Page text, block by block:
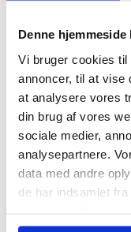
Denne
Vi bruger cookies
annoncer, til at vise
at analysere vores
din brug af vores
sociale medier,
analysepartnere.
data med andre
de har indsamlet
anvende vores
Artiklerne i dette
med fokus på
presset
ambitiøse
erhvervskarriere i
Med dette tema
der søger de bedste
kandidater og
– og
“Succes